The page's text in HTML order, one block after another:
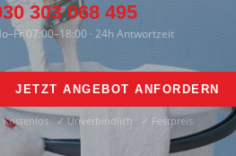
303 068 495
07:00–18:00 · 24h Antwortzeit
JETZT ANGEBOT ANFORDERN
Kostenlos ✓ Unverbindlich ✓ Festpreis